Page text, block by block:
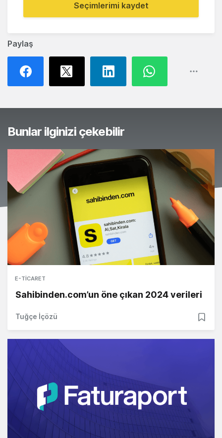
Paylaş
Seçimlerimi kaydet
Bunlar ilginizi çekebilir
E-TICARET
Sahibinden.com’un öne çıkan 2024 verileri
Tuğçe İçözü